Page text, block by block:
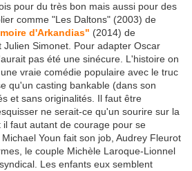
pour du très bon mais aussi pour des
comme "Les Daltons" (2003) de
d'Arkandias" (2014) de
Simonet. Pour adapter Oscar
pas été une sinécure. L'histoire on
vraie comédie populaire avec le truc
qu'un casting bankable (dans son
et sans originalités. Il faut être
ne serait-ce qu'un sourire sur la
faut autant de courage pour se
Youn fait son job, Audrey Fleurot
le couple Michèle Laroque-Lionnel
Les enfants eux semblent